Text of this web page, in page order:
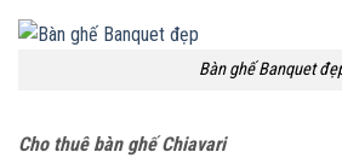
Bàn ghế Banquet
Cho thuê bàn ghế Chiavari